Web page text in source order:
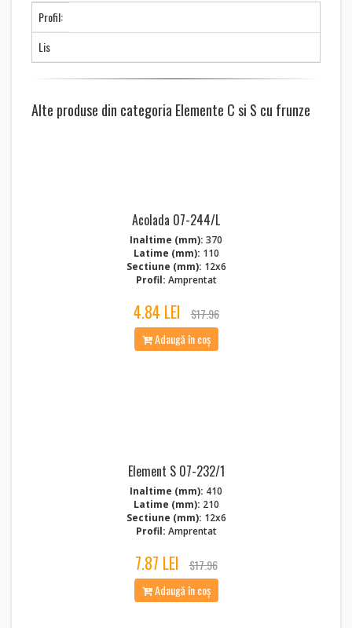
Profil:
Lis
Alte produse din categoria Elemente C si S cu frunze
Acolada 07-244/L
Inaltime (mm): 370
Latime (mm): 110
Sectiune (mm): 12x6
Profil: Amprentat
4.84 LEI
$17.96
Adaugă în coș
Element S 07-232/1
Inaltime (mm): 410
Latime (mm): 210
Sectiune (mm): 12x6
Profil: Amprentat
7.87 LEI
$17.96
Adaugă în coș